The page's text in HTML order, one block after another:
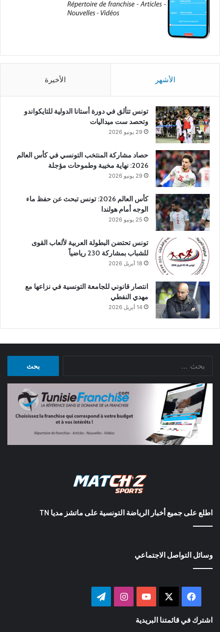
الأشهر الأخيرة
تونس تتألق في دورة أستانا الدولية للتايكواندو
وتحصد ست ميداليات
29 يونيو 2026
حصاد مشاركة المنتخب التونسي في كأس العالم
2026: نهاية مخيبة وطموحات مؤجلة
29 يونيو 2026
كأس العالم 2026: تونس تبحث عن حفظ ماء
الوجه أمام هولندا
25 يونيو 2026
تونس تحتضن البطولة العربية لألعاب القوى
للشباب بمشاركة 230 رياضياً
18 أبريل 2026
انتصار قانوني للجامعة التونسية في نزاعها مع
مهدي النفطي
14 أبريل 2026
اطلع على جميع أخبار الرياضة التونسية على ماتشز مديا TN
وسائل التواصل الاجتماعي
فيسبوك ‫YouTubeانستقرام
اشترك في قائمتنا البريدية